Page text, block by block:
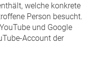
welche konkrete
Person besucht.
und Google
Account der